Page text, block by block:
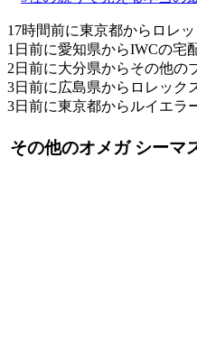
17時間前に東京都からロレ
1日前に愛知県からIWCの宅
2日前に大分県からその他の
3日前に広島県からロレック
3日前に東京都からルイエラ
その他のオメガ シーマ